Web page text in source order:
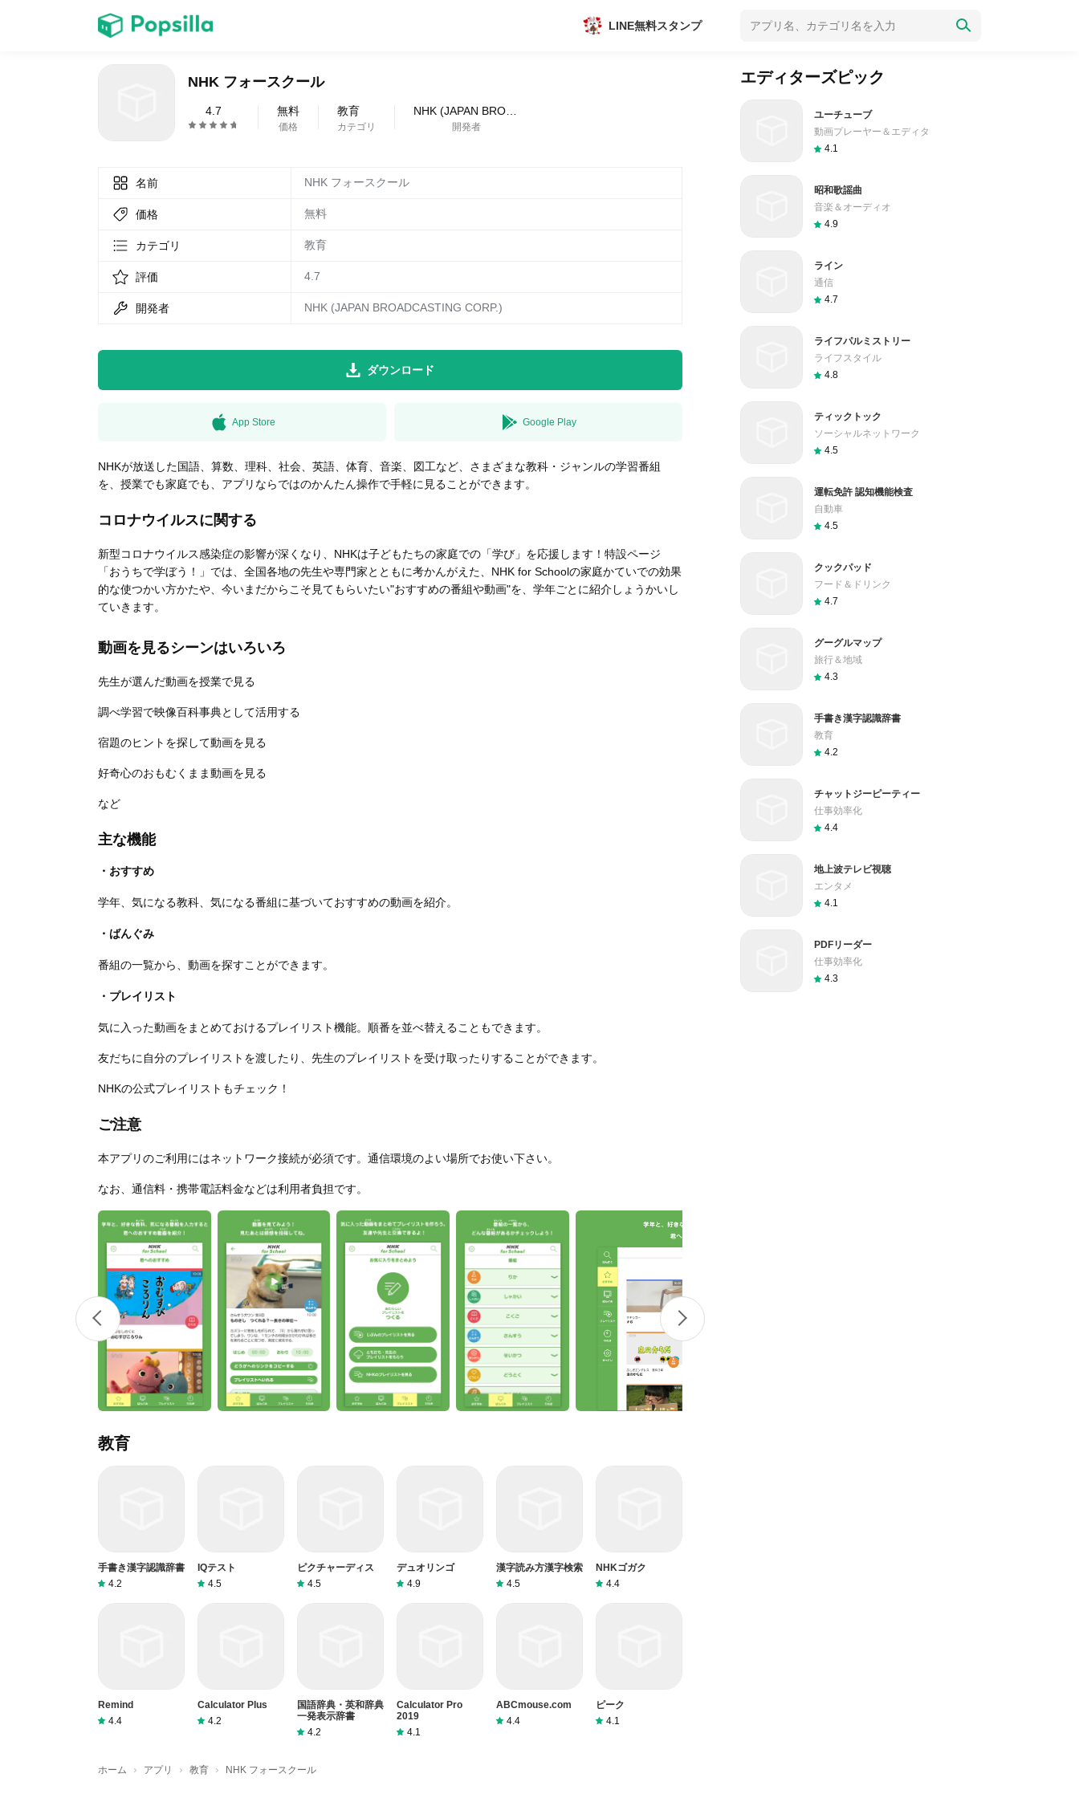
無料はがきダウンロード
LINE無料スタンプ
NHK フォースクール
4.7 無料
価格
教育
カテゴリ 開発者
名前 NHK フォースクール
価格 無料
カテゴリ 教育
評価 4.7
開発者 NHK (JAPAN BROADCASTING CORP.)
ダウンロード
App Store Google Play
NHKが放送した国語、算数、理科、社会、英語、体育、音楽、図工など、さまざまな教科・ジャンルの学習番組
を、授業でも家庭でも、アプリならではのかんたん操作で手軽に見ることができます。
コロナウイルスに関する
新型コロナウイルス感染症の影響が深くなり、NHKは子どもたちの家庭での「学び」を応援します！特設ページ
「おうちで学ぼう！」では、全国各地の先生や専門家とともに考かんがえた、NHK for Schoolの家庭かていでの効果
的な使つかい方かたや、今いまだからこそ見てもらいたい"おすすめの番組や動画"を、学年ごとに紹介しょうかいし
ていきます。
動画を見るシーンはいろいろ
先生が選んだ動画を授業で見る
調べ学習で映像百科事典として活用する
宿題のヒントを探して動画を見る
好奇心のおもむくまま動画を見る
など
主な機能
・おすすめ
学年、気になる教科、気になる番組に基づいておすすめの動画を紹介。
・ばんぐみ
番組の一覧から、動画を探すことができます。
・プレイリスト
気に入った動画をまとめておけるプレイリスト機能。順番を並べ替えることもできます。
友だちに自分のプレイリストを渡したり、先生のプレイリストを受け取ったりすることができます。
NHKの公式プレイリストもチェック！
ご注意
本アプリのご利用にはネットワーク接続が必須です。通信環境のよい場所でお使い下さい。
なお、通信料・携帯電話料金などは利用者負担です。
教育
手書き漢字認識辞書
4.2
IQテスト
4.5
ピクチャーディス
4.5
デュオリンゴ
4.9
漢字読み方漢字検索
4.5
NHKゴガク
4.4
Remind
4.4
Calculator Plus
4.2
国語辞典・英和辞典
一発表示辞書
4.2
Calculator Pro
2019
4.1
ABCmouse.com
4.4
ピーク
4.1
ホーム › アプリ › 教育 › NHK フォースクール
エディターズピック
ユーチューブ
動画プレーヤー＆エディタ
4.1
昭和歌謡曲
音楽＆オーディオ
4.9
ライン
通信
4.7
ライフパルミストリー
ライフスタイル
4.8
ティックトック
ソーシャルネットワーク
4.5
運転免許 認知機能検査
自動車
4.5
クックパッド
フード＆ドリンク
4.7
グーグルマップ
旅行＆地域
4.3
手書き漢字認識辞書
教育
4.2
チャットジーピーティー
仕事効率化
4.4
地上波テレビ視聴
エンタメ
4.1
PDFリーダー
仕事効率化
4.3